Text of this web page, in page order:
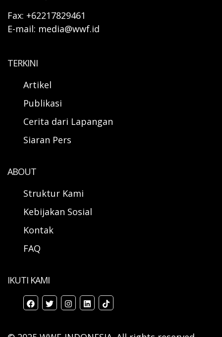
Fax: +62217829461
E-mail: media@wwf.id
TERKINI
Artikel
Publikasi
Cerita dari Lapangan
Siaran Pers
ABOUT
Struktur Kami
Kebijakan Sosial
Kontak
FAQ
IKUTI KAMI